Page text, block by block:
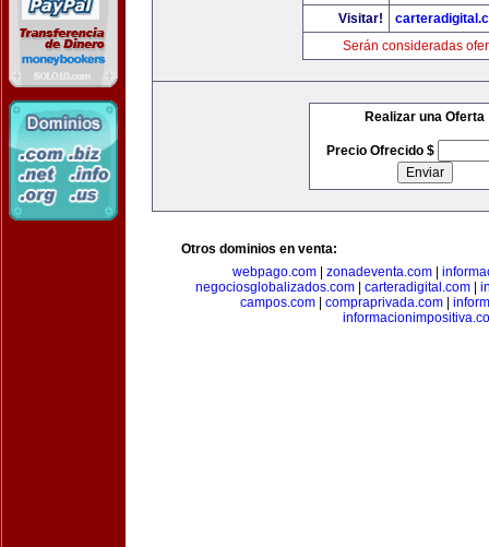
Visitar!
Serán consideradas
Realizar una Oferta
Precio Ofrecido $
Otros dominios en venta:
webpago.com
zonadeventa.com
negociosglobalizados.com
carteradigital.com
campos.com
compraprivada.com